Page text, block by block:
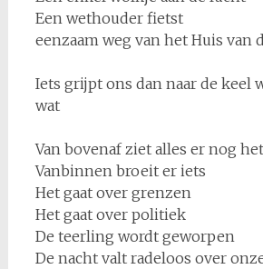
Een wethouder fietst
eenzaam weg van het Huis van
Iets grijpt ons dan naar de keel
wat
Van bovenaf ziet alles er nog
Vanbinnen broeit er iets
Het gaat over grenzen
Het gaat over politiek
De teerling wordt geworpen
De nacht valt radeloos over